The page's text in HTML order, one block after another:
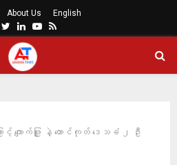
About Us English
Twitter
LinkedinYoutube
Rss
ာင့် ကျောက်ဖြူ နဲ့ တောင်ကုတ် ဒေသခံ ၂ ဦး